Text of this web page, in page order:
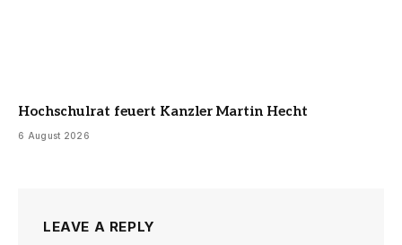
Hochschulrat feuert Kanzler Martin Hecht
6 August 2026
LEAVE A REPLY